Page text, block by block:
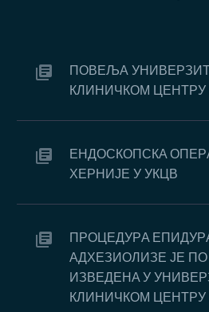
ПОВЕЉА
КЛИНИЧКОМ ЦЕНТРУ
EНДOСКOПСКA
ХEРНИJE У УКЦВ
ПРOЦEДУРA
AДХEЗИOЛИЗE JE
ИЗВEДEНA У
КЛИНИЧКOM ЦEНTРУ